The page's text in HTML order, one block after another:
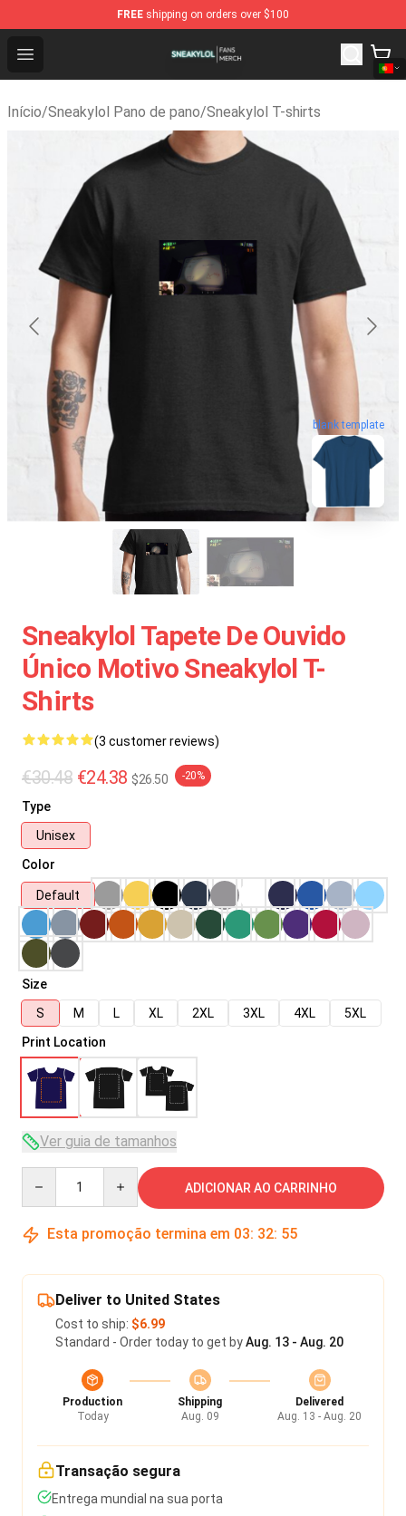
FREE shipping on orders over $100
Open menu
Sneakylol Shop - Official Sneakylol Merchandise Store
Início/Sneakylol Pano de pano/Sneakylol T-shirts
blank template
Sneakylol Tapete De Ouvido
Único Motivo Sneakylol T-
Shirts
(3 customer reviews)
€30.48 €24.38 $26.50 -20%
Type
Unisex
Color
Default
Size
S
M L XL 2XL 3XL 4XL
5XL
Print Location
Ver guia de tamanhos
ADICIONAR AO CARRINHO
Esta promoção termina em 03: 32: 54
Deliver to United States
Cost to ship: $6.99
Standard - Order today to get byAug. 13 - Aug. 20
Production
Today
Shipping
Aug. 09
Delivered
Aug. 13 - Aug. 20
Transação segura
Entrega mundial na sua porta